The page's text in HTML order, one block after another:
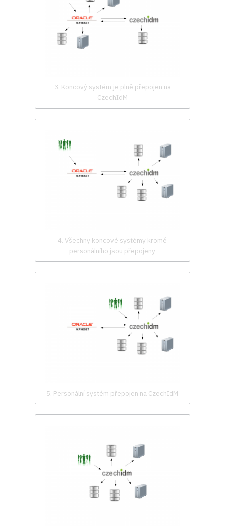
3. Koncový systém je plně přepojen na
CzechIdM
4. Všechny koncové systémy kromě
personálního jsou přepojeny
5. Personální systém přepojen na CzechIdM